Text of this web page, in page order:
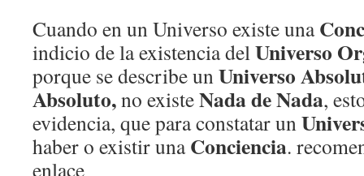
Cuando en un Universo existe una
indicio de la existencia delUniverso
porque se describe unUniverso
Absoluto,no existeNada de Nada,
evidencia, que para constatar un
haber o existir unaConciencia.
enlace